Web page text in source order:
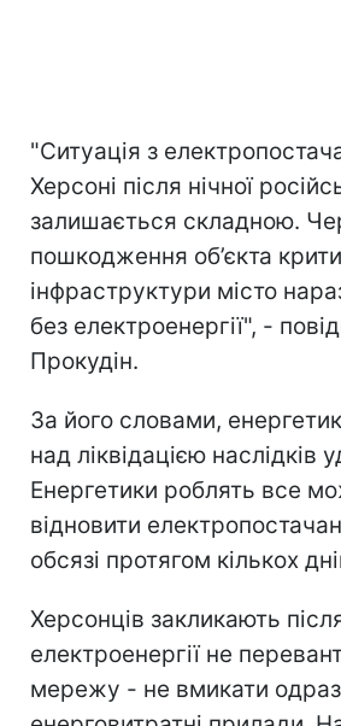
"Ситуація з
Херсоні після нічної
залишається складною.
пошкодження об’єкта
інфраструктури місто
без електроенергії", -
Прокудін.
За його словами,
над ліквідацією наслідків
Енергетики роблять все
відновити
обсязі протягом кількох
Херсонців закликають
електроенергії не
мережу - не вмикати